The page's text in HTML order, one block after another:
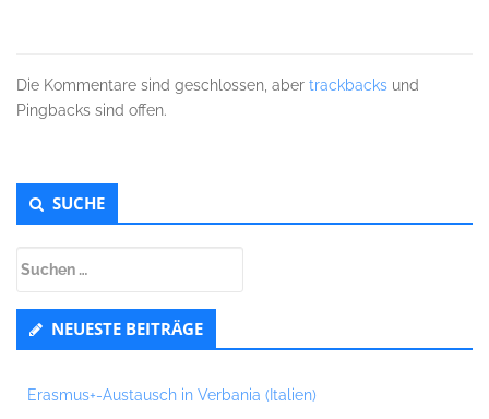
Die Kommentare sind geschlossen, aber trackbacks und
Pingbacks sind offen.
Untergeordnet
Seitenleiste
SUCHE
NEUESTE BEITRÄGE
Erasmus+-Austausch in Verbania (Italien)